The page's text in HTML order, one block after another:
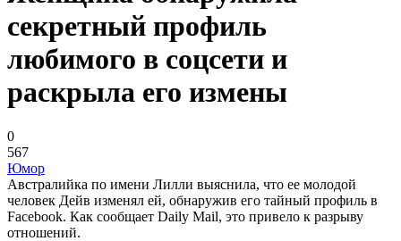
секретный профиль
любимого в соцсети и
раскрыла его измены
0
567
Юмор
Австралийка по имени Лилли выяснила, что ее молодой
человек Дейв изменял ей, обнаружив его тайный профиль в
Facebook. Как сообщает Daily Mail, это привело к разрыву
отношений.